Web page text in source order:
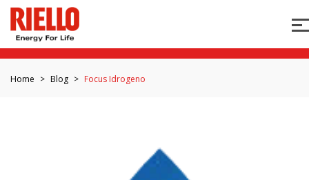
Home Blog Focus Idrogeno